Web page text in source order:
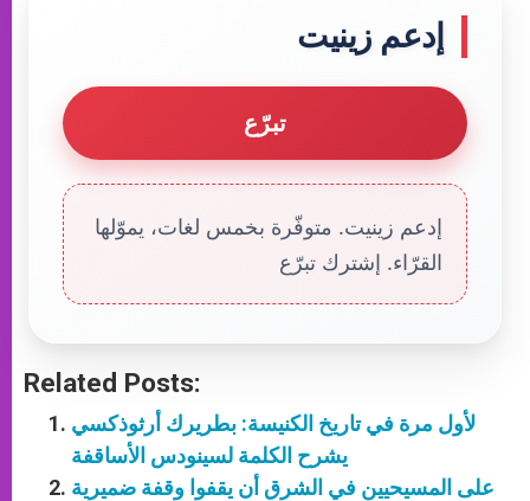
إدعم زينيت
تبرّع
إدعم زينيت. متوفّرة بخمس لغات، يموّلها
القرّاء. إشترك تبرّع
Related Posts:
لأول مرة في تاريخ الكنيسة: بطريرك أرثوذكسي
يشرح الكلمة لسينودس الأساقفة
على المسيحيين في الشرق أن يقفوا وقفة ضميرية